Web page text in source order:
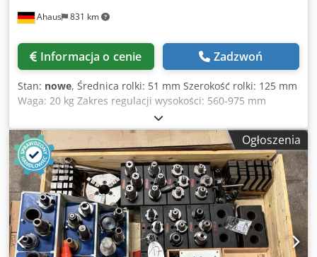
Ahaus 831 km
Informacja o cenie Zadzwoń
Stan: nowe, Średnica rolki: 51 mm Szerokość rolki: 125 mm
Waga: 20 kg Zakres regulacji wysokości: 560-975 mm
Wyposażenie: - Ciężka, odlewana, trójnożna konstrukcja do
największych obciążeń - Podpórka rolkowa regulowana
płynnie na wysokość, z możliwością blokady - Bezpieczne
podparcie obrabianego elementu - Solidne,
wysokowytrzymałe, ocynkowane rolki stalowe - Dwie rolki o
długości po 125 mm, idealne do rur etc. Dane techniczne:
Szerokość rolek: 2 x 125 mm Dksdsw U U U Ropfx Akqer
Średnica rolki: 51 mm Zakres regulacji wysokości: 560 - 975
mm Maksymalne obciążenie: 700 kg Średnica stojaka: 74 /
52 mm Waga ok. 20 kg
Ogłoszenia